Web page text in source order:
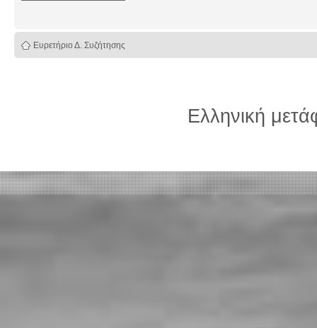
Ευρετήριο Δ. Συζήτησης
Ελληνική